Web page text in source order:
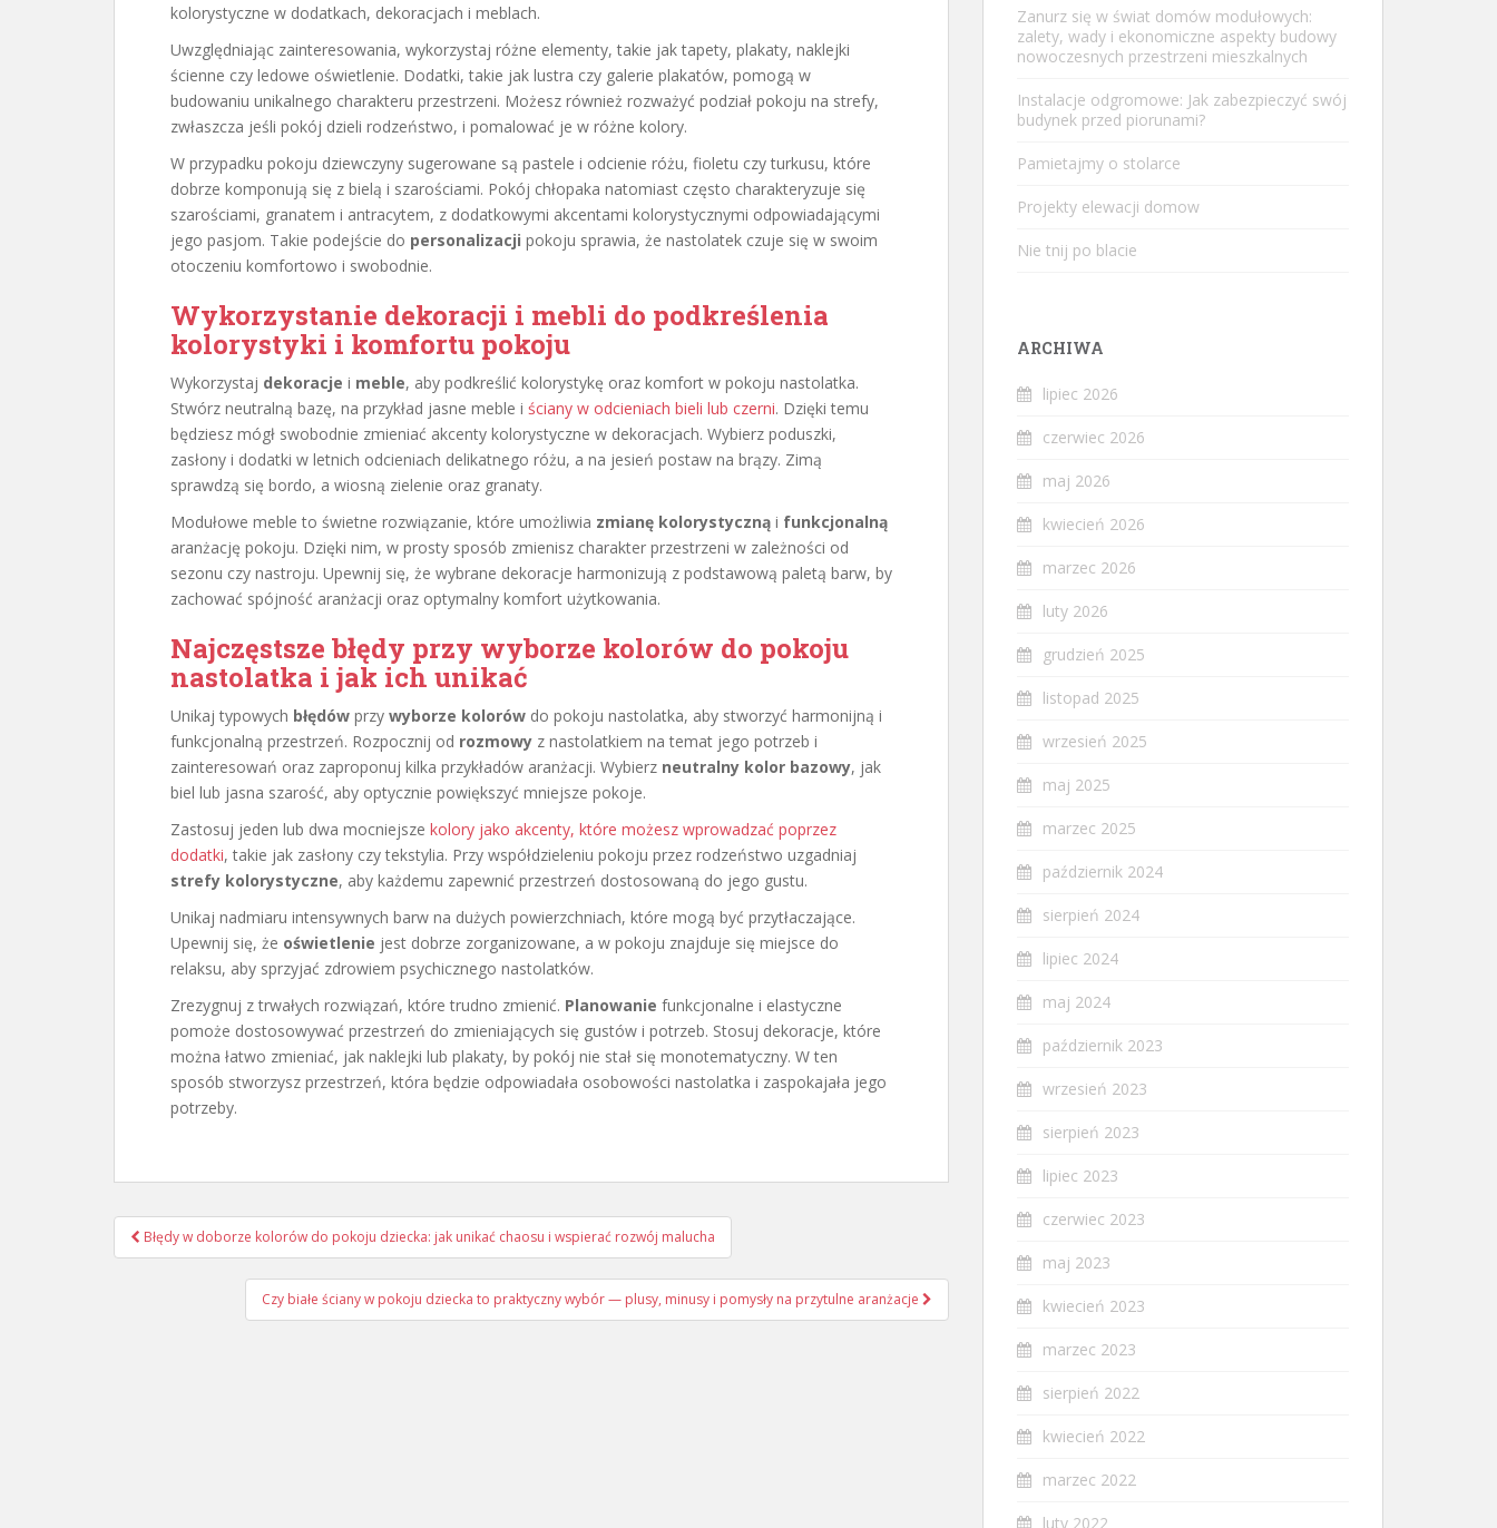
kolorystyczne w dodatkach, dekoracjach i meblach.
Uwzględniając zainteresowania, wykorzystaj różne elementy, takie jak tapety, plakaty, naklejki
ścienne czy ledowe oświetlenie. Dodatki, takie jak lustra czy galerie plakatów, pomogą w
budowaniu unikalnego charakteru przestrzeni. Możesz również rozważyć podział pokoju na strefy,
zwłaszcza jeśli pokój dzieli rodzeństwo, i pomalować je w różne kolory.
W przypadku pokoju dziewczyny sugerowane są pastele i odcienie różu, fioletu czy turkusu, które
dobrze komponują się z bielą i szarościami. Pokój chłopaka natomiast często charakteryzuje się
szarościami, granatem i antracytem, z dodatkowymi akcentami kolorystycznymi odpowiadającymi
jego pasjom. Takie podejście do personalizacji pokoju sprawia, że nastolatek czuje się w swoim
otoczeniu komfortowo i swobodnie.
Wykorzystanie dekoracji i mebli do podkreślenia
kolorystyki i komfortu pokoju
Wykorzystaj dekoracje i meble, aby podkreślić kolorystykę oraz komfort w pokoju nastolatka.
Stwórz neutralną bazę, na przykład jasne meble i ściany w odcieniach bieli lub czerni. Dzięki temu
będziesz mógł swobodnie zmieniać akcenty kolorystyczne w dekoracjach. Wybierz poduszki,
zasłony i dodatki w letnich odcieniach delikatnego różu, a na jesień postaw na brązy. Zimą
sprawdzą się bordo, a wiosną zielenie oraz granaty.
Modułowe meble to świetne rozwiązanie, które umożliwia zmianę kolorystyczną i funkcjonalną
aranżację pokoju. Dzięki nim, w prosty sposób zmienisz charakter przestrzeni w zależności od
sezonu czy nastroju. Upewnij się, że wybrane dekoracje harmonizują z podstawową paletą barw, by
zachować spójność aranżacji oraz optymalny komfort użytkowania.
Najczęstsze błędy przy wyborze kolorów do pokoju
nastolatka i jak ich unikać
Unikaj typowych błędów przy wyborze kolorów do pokoju nastolatka, aby stworzyć harmonijną i
funkcjonalną przestrzeń. Rozpocznij od rozmowy z nastolatkiem na temat jego potrzeb i
zainteresowań oraz zaproponuj kilka przykładów aranżacji. Wybierz neutralny kolor bazowy, jak
biel lub jasna szarość, aby optycznie powiększyć mniejsze pokoje.
Zastosuj jeden lub dwa mocniejsze kolory jako akcenty, które możesz wprowadzać poprzez
dodatki, takie jak zasłony czy tekstylia. Przy współdzieleniu pokoju przez rodzeństwo uzgadniaj
strefy kolorystyczne, aby każdemu zapewnić przestrzeń dostosowaną do jego gustu.
Unikaj nadmiaru intensywnych barw na dużych powierzchniach, które mogą być przytłaczające.
Upewnij się, że oświetlenie jest dobrze zorganizowane, a w pokoju znajduje się miejsce do
relaksu, aby sprzyjać zdrowiem psychicznego nastolatków.
Zrezygnuj z trwałych rozwiązań, które trudno zmienić. Planowanie funkcjonalne i elastyczne
pomoże dostosowywać przestrzeń do zmieniających się gustów i potrzeb. Stosuj dekoracje, które
można łatwo zmieniać, jak naklejki lub plakaty, by pokój nie stał się monotematyczny. W ten
sposób stworzysz przestrzeń, która będzie odpowiadała osobowości nastolatka i zaspokajała jego
potrzeby.
Nawigacja
wpisu
Błędy w doborze kolorów do pokoju dziecka: jak unikać chaosu i wspierać rozwój malucha
Czy białe ściany w pokoju dziecka to praktyczny wybór — plusy, minusy i pomysły na przytulne aranżacje
Zanurz się w świat domów modułowych:
zalety, wady i ekonomiczne aspekty budowy
nowoczesnych przestrzeni mieszkalnych
Instalacje odgromowe: Jak zabezpieczyć swój
budynek przed piorunami?
Pamietajmy o stolarce
Projekty elewacji domow
Nie tnij po blacie
ARCHIWA
lipiec 2026
czerwiec 2026
maj 2026
kwiecień 2026
marzec 2026
luty 2026
grudzień 2025
listopad 2025
wrzesień 2025
maj 2025
marzec 2025
październik 2024
sierpień 2024
lipiec 2024
maj 2024
październik 2023
wrzesień 2023
sierpień 2023
lipiec 2023
czerwiec 2023
maj 2023
kwiecień 2023
marzec 2023
sierpień 2022
kwiecień 2022
marzec 2022
luty 2022